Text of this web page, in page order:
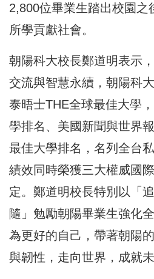
2,800位畢業生踏出校園之
所學貢獻社會。
朝陽科大校長鄭道明表示
交流與智慧永續，朝陽科
泰晤士THE全球最佳大學
學排名、美國新聞與世界
最佳大學排名，名列全台
績效同時榮獲三大權威國
定。鄭道明校長特別以「
隨」勉勵朝陽畢業生強化
為更好的自己，帶著朝陽
與韌性，走向世界，成就未